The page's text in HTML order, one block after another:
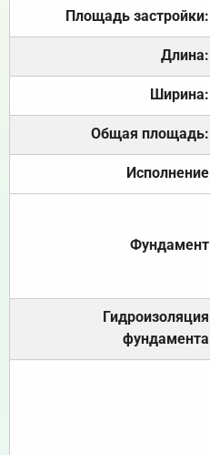
Площадь застройки:
Длина:
Ширина:
Общая площадь:
Исполнение
Фундамент
Гидроизоляция
фундамента